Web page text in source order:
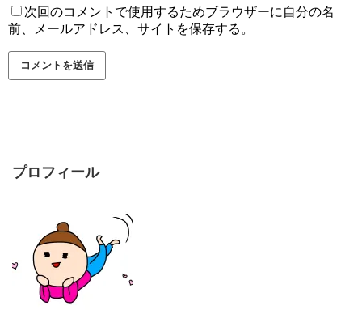
次回のコメントで使用するためブラウザーに自分の名
前、メールアドレス、サイトを保存する。
プロフィール